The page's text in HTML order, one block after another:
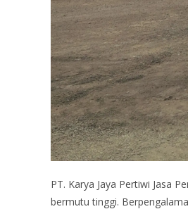
PT. Karya Jaya Pertiwi Jasa
bermutu tinggi.